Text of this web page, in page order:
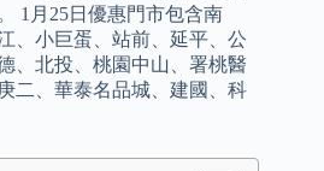
1月25日優惠門市包含南
、小巨蛋、站前、延平、公
、北投、桃園中山、署桃醫
二、華泰名品城、建國、科